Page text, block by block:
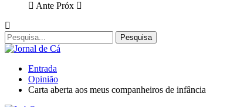
Ante Próx
Entrada
Opinião
Carta aberta aos meus companheiros de infância